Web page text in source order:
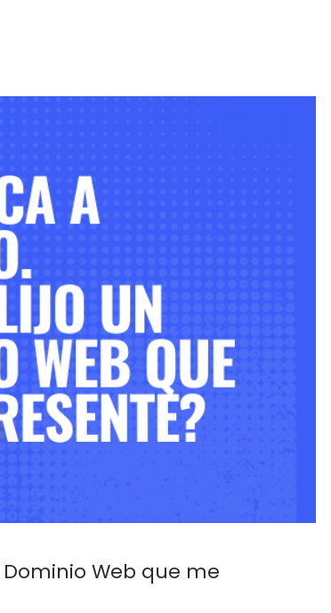
Web que me